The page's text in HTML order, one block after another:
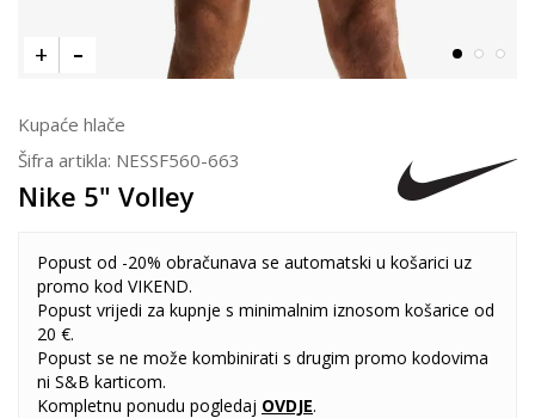
Kupaće hlače
Šifra artikla: NESSF560-663
Nike 5" Volley
Popust od -20% obračunava se automatski u košarici uz
promo kod VIKEND.
Popust vrijedi za kupnje s minimalnim iznosom košarice od
20 €.
Popust se ne može kombinirati s drugim promo kodovima
ni S&B karticom.
Kompletnu ponudu pogledaj OVDJE.